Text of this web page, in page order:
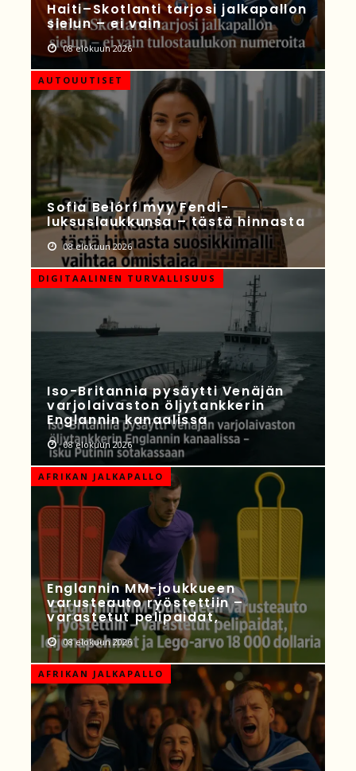
Haiti–Skotlanti tarjosi jalkapallon
sielun – ei vain
08 elokuun 2026
AUTOUUTISET
Sofia Belórf myy Fendi-
luksuslaukkunsa – tästä hinnasta
08 elokuun 2026
DIGITAALINEN TURVALLISUUS
Iso-Britannia pysäytti Venäjän
varjolaivaston öljytankkerin
Englannin kanaalissa
08 elokuun 2026
AFRIKAN JALKAPALLO
Englannin MM-joukkueen
varusteauto ryöstettiin –
varastetut pelipaidat,
08 elokuun 2026
AFRIKAN JALKAPALLO